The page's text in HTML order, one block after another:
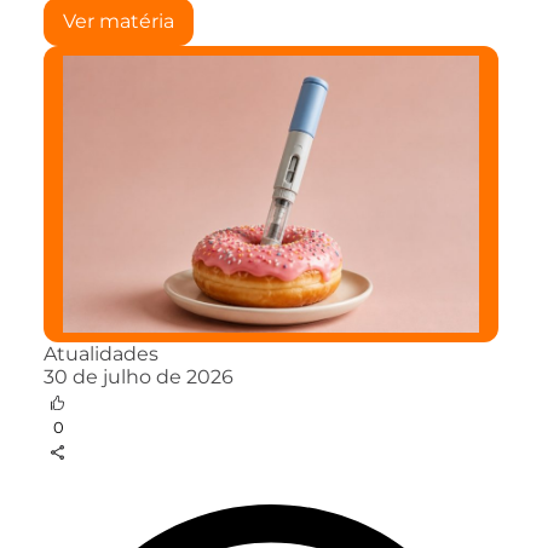
Ver matéria
Atualidades
30 de julho de 2026
0